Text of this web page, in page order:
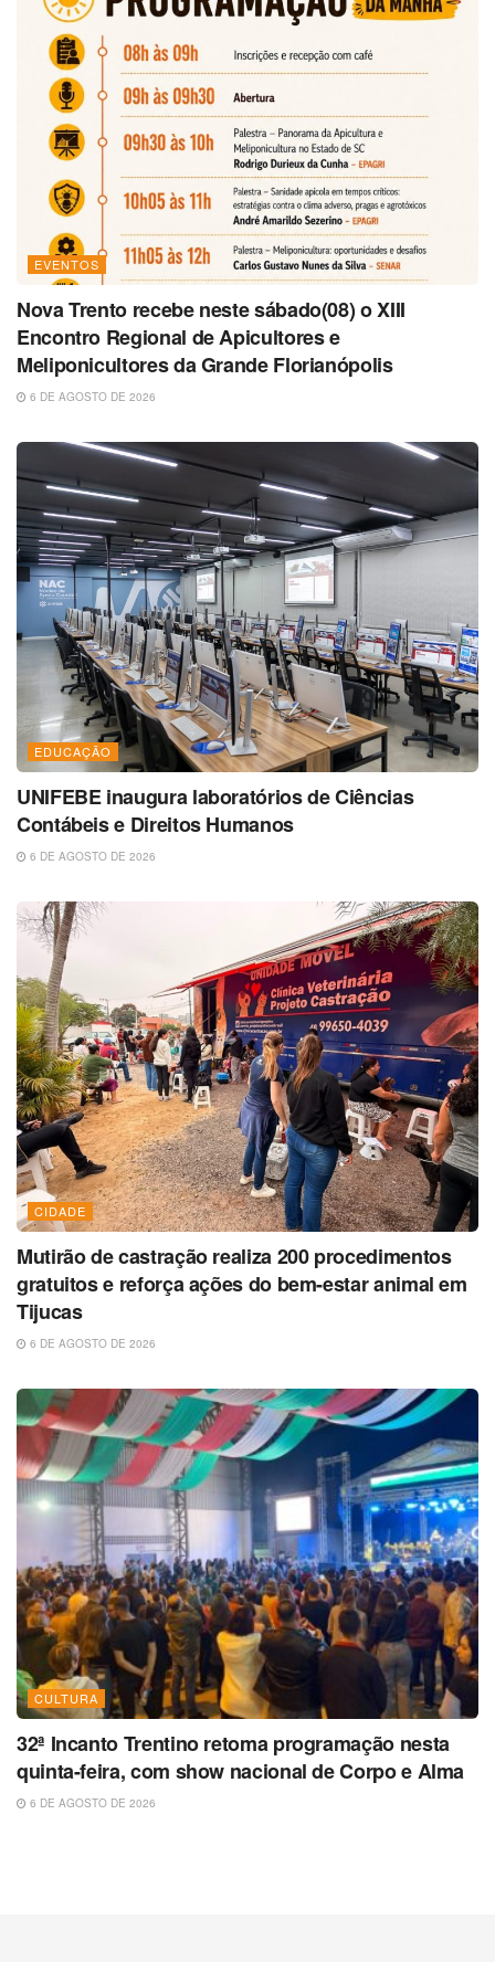
EVENTOS
Nova Trento recebe neste sábado(08) o XIII
Encontro Regional de Apicultores e
Meliponicultores da Grande Florianópolis
6 DE AGOSTO DE 2026
EDUCAÇÃO
UNIFEBE inaugura laboratórios de Ciências
Contábeis e Direitos Humanos
6 DE AGOSTO DE 2026
CIDADE
Mutirão de castração realiza 200 procedimentos
gratuitos e reforça ações do bem-estar animal em
Tijucas
6 DE AGOSTO DE 2026
CULTURA
32ª Incanto Trentino retoma programação nesta
quinta-feira, com show nacional de Corpo e Alma
6 DE AGOSTO DE 2026